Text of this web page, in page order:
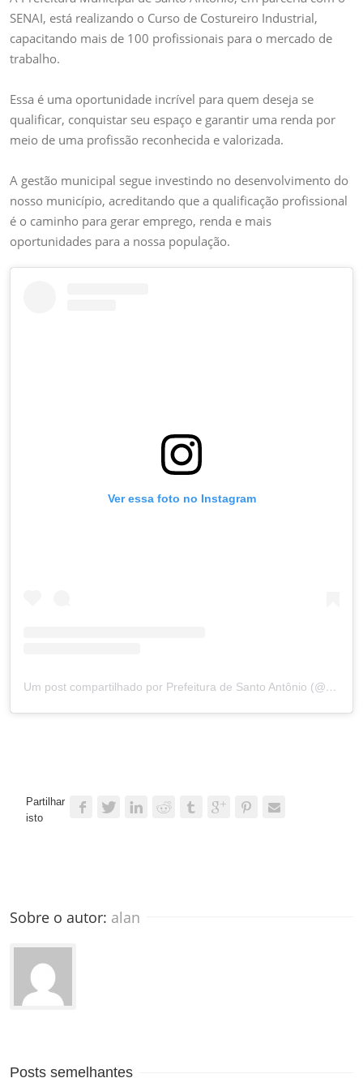
DE
COSTUREIRO
SENAI, está realizando o Curso de Costureiro Industrial,
capacitando mais de 100 profissionais para o mercado de
trabalho.
Essa é uma oportunidade incrível para quem deseja se
qualificar, conquistar seu espaço e garantir uma renda por
meio de uma profissão reconhecida e valorizada.
A gestão municipal segue investindo no desenvolvimento do
nosso município, acreditando que a qualificação profissional
é o caminho para gerar emprego, renda e mais
oportunidades para a nossa população.
Ver essa foto no Instagram
Um post compartilhado por Prefeitura de Santo Antônio (@prefsantoantonio)
Partilhar
isto
Sobre o autor: alan
Posts semelhantes